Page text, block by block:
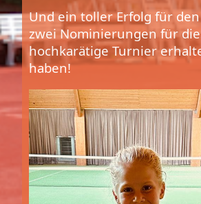
Und ein toller Erfolg für den
zwei Nominierungen für
hochkarätige Turnier
haben!